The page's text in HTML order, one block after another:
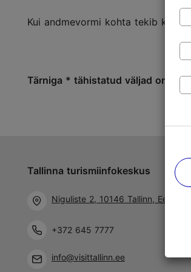
Kui andmevormi kohta tekib
Tärniga * tähistatud väljad on
Tallinna turismiinfokeskus
Niguliste 2, 10146 Tallinn, Eesti
+372 645 7777
info@visittallinn.ee